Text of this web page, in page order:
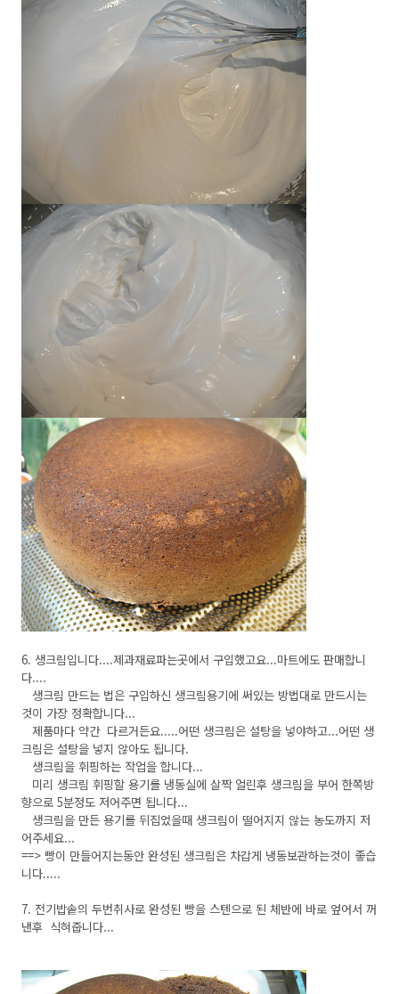
6. 생크림입니다....제과재료파는곳에서 구입했고요...마트에도 판매합니
다....
생크림 만드는 법은 구입하신 생크림용기에 써있는 방법대로 만드시는
것이 가장 정확합니다...
제품마다 약간 다르거든요.....어떤 생크림은 설탕을 넣야하고...어떤 생
크림은 설탕을 넣지 않아도 됩니다.
생크림을 휘핑하는 작업을 합니다...
미리 생크림 휘핑할 용기를 냉동실에 살짝 얼린후 생크림을 부어 한쪽방
향으로 5분정도 저어주면 됩니다...
생크림을 만든 용기를 뒤집었을때 생크림이 떨어지지 않는 농도까지 저
어주세요...
==> 빵이 만들어지는동안 완성된 생크림은 차갑게 냉동보관하는것이 좋습
니다.....
7. 전기밥솥의 두번취사로 완성된 빵을 스텐으로 된 체반에 바로 엎어서 꺼
낸후 식혀줍니다...